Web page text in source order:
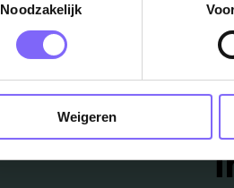
Noodzakelijk
Weigeren